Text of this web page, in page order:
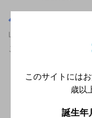
山口県,韓国料理,ザ・
ごたつあり,3,000円以
このサイトには
歳以
誕生年